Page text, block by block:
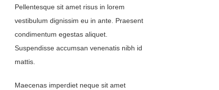
Pellentesque sit amet risus in lorem
vestibulum dignissim eu in ante. Praesent
condimentum egestas aliquet.
Suspendisse accumsan venenatis nibh id
mattis.
Maecenas imperdiet neque sit amet